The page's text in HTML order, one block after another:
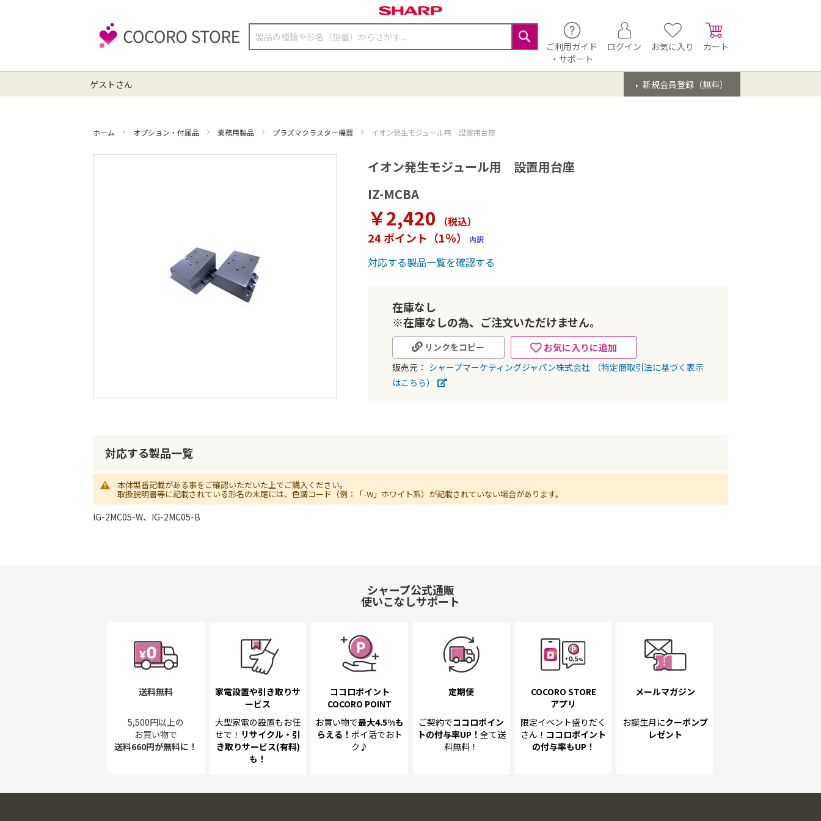
検
検
ご利用ガイド
・サポート
ログイン お気に入り カート
新規会員登録（無料）
ゲストさん
ホーム オプション・付属品 業務用製品 プラズマクラスター機器 イオン発生モジュール用 設置用台座
イオン発生モジュール用 設置用台座
IZ-MCBA
￥2,420 （税込）
24 ポイント（1％） 内訳
対応する製品一覧を確認する
在庫なし
※在庫なしの為、ご注文いただけません。
お気に入りに追加
リンクをコピー
販売元： シャープマーケティングジャパン株式会社
（特定商取引法に基づく表示
はこちら）
ャ
ラ
リ
ー
対応する製品一覧
本体型番記載がある事をご確認いただいた上でご購入ください。
取扱説明書等に記載されている形名の末尾には、色調コード（例：「-W」ホワイト系）が記載されていない場合があります。
IG-2MC05-W、IG-2MC05-B
シャープ公式通販
使いこなしサポート
送料無料
5,500円以上の
お買い物で
送料660円が無料に！
家電設置や引き取りサ
ービス
大型家電の設置も お任
せで！ リサイクル・引
き取りサービス(有料)
も！
ココロポイント
COCORO POINT
お買い物で最大4.5%も
らえる！ ポイ活でおト
ク♪
定期便
ご契約でココロポイン
トの付与率UP！ 全て送
料無料！
COCORO STORE
アプリ
限定イベント盛りだく
さん！ ココロポイント
の付与率もUP！
メールマガジン
お誕生月にクーポンプ
レゼント